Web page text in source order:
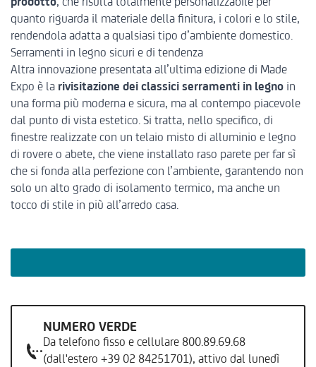
NUMERO VERDE
Da telefono fisso e cellulare 800.89.69.68
(dall'estero +39 02 84251701), attivo dal lunedì
quanto riguarda il materiale della finitura, i colori e lo stile,
rendendola adatta a qualsiasi tipo d’ambiente domestico.
Serramenti in legno sicuri e di tendenza
Altra innovazione presentata all’ultima edizione di Made
Expo è la rivisitazione dei classici serramenti in legno in
una forma più moderna e sicura, ma al contempo piacevole
dal punto di vista estetico. Si tratta, nello specifico, di
finestre realizzate con un telaio misto di alluminio e legno
di rovere o abete, che viene installato raso parete per far sì
che si fonda alla perfezione con l’ambiente, garantendo non
solo un alto grado di isolamento termico, ma anche un
tocco di stile in più all’arredo casa.